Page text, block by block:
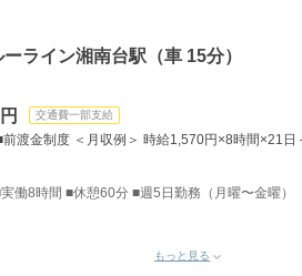
ライン湘南台駅（車 15分）
交通費一部支給
渡金制度 ＜月収例＞ 時給1,570円×8時間×21日
働8時間 ■休憩60分 ■週5日勤務（月曜〜金曜）
もっと見る